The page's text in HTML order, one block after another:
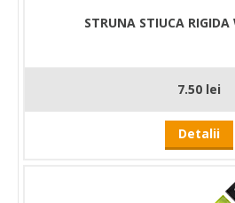
STRUNA STIUCA RIGIDA
7.50 lei
Detalii